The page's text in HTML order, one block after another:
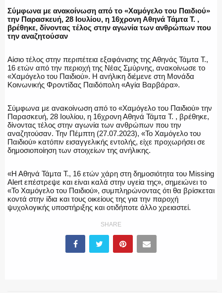
ΠΥΡΟΣΒΕΣΤΙΚΗ
ΛΙΜΕΝΙΚΟ
ΕΝΟΠΛΕΣ ΔΥΝΑΜΕΙΣ
ΕΚΑΒ
Σύμφωνα με ανακοίνωση από το «Χαμόγελο του Παιδιού»
την Παρασκευή, 28 Ιουλίου, η 16χρονη Αθηνά Τάμτα Τ. ,
βρέθηκε, δίνοντας τέλος στην αγωνία των ανθρώπων που
την αναζητούσαν
Αίσιο τέλος στην περιπέτεια εξαφάνισης της Αθηνάς Τάμτα Τ.,
16 ετών από την περιοχή της Νέας Σμύρνης, ανακοίνωσε το
«Χαμόγελο του Παιδιού». Η ανήλικη διέμενε στη Μονάδα
Κοινωνικής Φροντίδας Παιδόπολη «Αγία Βαρβάρα».
Σύμφωνα με ανακοίνωση από το «Χαμόγελο του Παιδιού» την
Παρασκευή, 28 Ιουλίου, η 16χρονη Αθηνά Τάμτα Τ. , βρέθηκε,
δίνοντας τέλος στην αγωνία των ανθρώπων που την
αναζητούσαν. Την Πέμπτη (27.07.2023), «To Χαμόγελο του
Παιδιού» κατόπιν εισαγγελικής εντολής, είχε προχωρήσει σε
δημοσιοποίηση των στοιχείων της ανήλικης.
«Η Αθηνά Τάμτα Τ., 16 ετών χάρη στη δημοσιότητα του Missing
Alert επέστρεψε και είναι καλά στην υγεία της», σημειώνει το
«To Χαμόγελο του Παιδιού», συμπληρώνοντας ότι θα βρίσκεται
κοντά στην ίδια και τους οικείους της για την παροχή
ψυχολογικής υποστήριξης και οτιδήποτε άλλο χρειαστεί.
SHARE